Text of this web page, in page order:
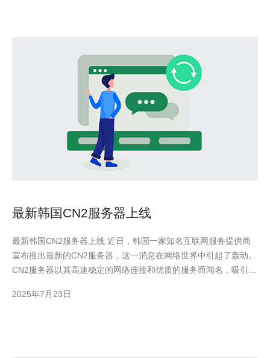
最新韩国CN2服务器上线
最新韩国CN2服务器上线 近日，韩国一家知名互联网服务提供商
宣布推出最新的CN2服务器，这一消息在网络世界中引起了轰动。
CN2服务器以其高速稳定的网络连接和优质的服务而闻名，吸引了
点，其中包括： 高速稳定的网络连接，可确保用户在使用过程中
2025年7月23日